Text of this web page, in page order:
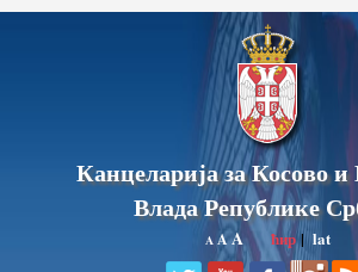
Канцеларија за Косово
Влада Републике
A AA ћир|lat